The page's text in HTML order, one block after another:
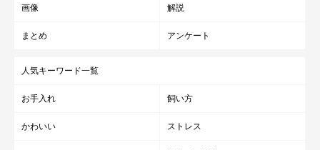
画像 解説
まとめ アンケート
人気キーワード一覧
お手入れ 飼い方
かわいい ストレス